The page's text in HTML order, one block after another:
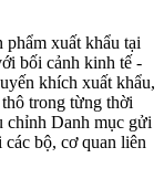
phẩm xuất khẩu tại
bối cảnh kinh tế -
khích xuất khẩu,
trong từng thời
chỉnh Danh mục gửi
bộ, cơ quan liên